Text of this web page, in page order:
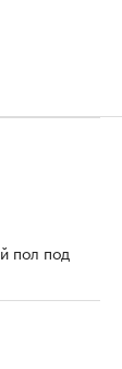
пол под